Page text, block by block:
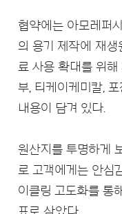
협약에는 아모레퍼
의 용기 제작에 재생
료 사용 확대를 위
부, 티케이케미칼,
내용이 담겨 있다.
원산지를 투명하게
로 고객에게는 안심
이클링 고도화를 통
표로 삼았다.